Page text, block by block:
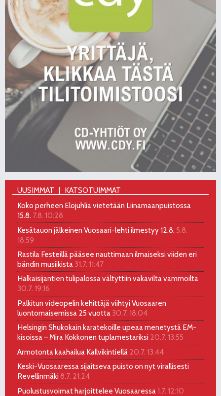
UUSIMMAT
KATSOTUIMMAT
Koko perheen Elojuhlia vietetään Liinamaanpuistossa
15.8. 7.8. 10:28
Kesätauon jälkeinen Vuosaari-lehti ilmestyy 12.8. 5.8.
18:59
Rastila Festeillä pääsee nauttimaan ilmaiseksi viiden eri
bändin musiikista 31.7. 11:47
Halkaisijantien tulipalossa vältyttiin vakavilta vammoilta
30.7. 19:16
Palkitun videopelin kehittäjä viihtyi Vuosaaren
luontomaisemissa 25 vuotta 30.7. 18:04
Helsingin Shukokain karatekoille upeaa menetystä EM-
kisoissa – Mira Kokkonen tuplamestariksi 20.7. 13:55
Armotonta kaahailua Kallvikintiellä 20.7. 13:44
Keski-Vuosaaressa sijaitseva puisto on nyt virallisesti
Revellinmäki 8.7. 21:24
Puolustusvoimat harjoittelee Vuosaaressa 1.7. 12:10